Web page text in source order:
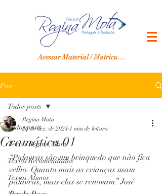
Acessar Material / Matricular-se
Post
Todos posts
Textos Regina Mota
Textos Recomendados
Textos Alunos
Todos posts
Gramática 01
Regina Mota
26 de dez. de 2024 1 min de leitura
“Palavras são um brinquedo que não fica
velho. Quanto mais as crianças usam
palavras, mais elas se renovam.” José